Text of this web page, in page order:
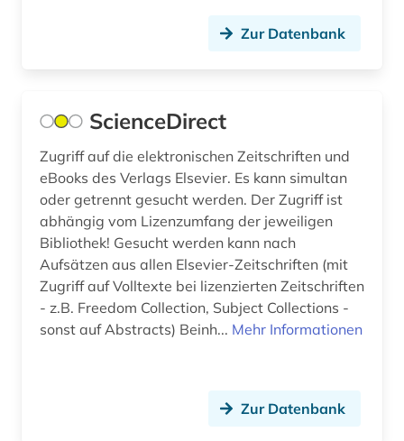
dokumentlieferung (2)
drittes reich (3)
druckschriften (1)
druckwerk (8)
dunhuang (1)
dunhuang-handschriften (1)
Zur Datenbank
ScienceDirect
Zugriff auf die elektronischen Zeitschriften und
eBooks des Verlags Elsevier. Es kann simultan
oder getrennt gesucht werden. Der Zugriff ist
abhängig vom Lizenzumfang der jeweiligen
Bibliothek! Gesucht werden kann nach
Aufsätzen aus allen Elsevier-Zeitschriften (mit
Zugriff auf Volltexte bei lizenzierten Zeitschriften
- z.B. Freedom Collection, Subject Collections -
sonst auf Abstracts) Beinh... Mehr Informationen
Zur Datenbank